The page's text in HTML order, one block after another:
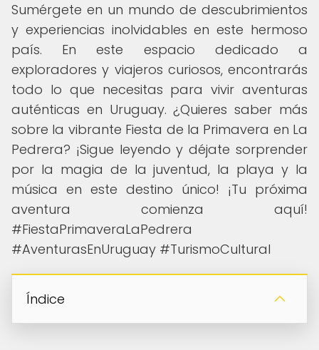
Sumérgete en un mundo de descubrimientos
y experiencias inolvidables en este hermoso
país. En este espacio dedicado a
exploradores y viajeros curiosos, encontrarás
todo lo que necesitas para vivir aventuras
auténticas en Uruguay. ¿Quieres saber más
sobre la vibrante Fiesta de la Primavera en La
Pedrera? ¡Sigue leyendo y déjate sorprender
por la magia de la juventud, la playa y la
música en este destino único! ¡Tu próxima
aventura comienza aquí!
#FiestaPrimaveraLaPedrera
#AventurasEnUruguay #TurismoCultural
Índice